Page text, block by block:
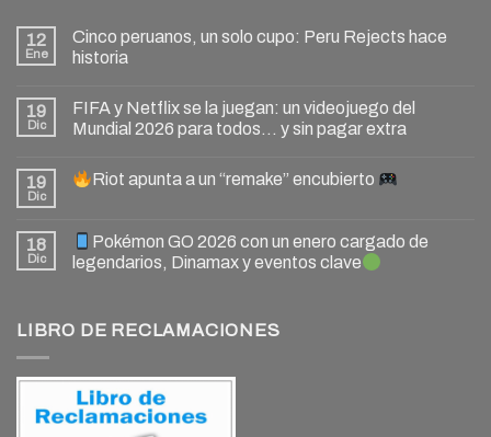
12
Ene
Cinco peruanos, un solo cupo: Peru Rejects hace
historia
19
Dic
FIFA y Netflix se la juegan: un videojuego del
Mundial 2026 para todos… y sin pagar extra
19
Dic
Riot apunta a un “remake” encubierto
18
Dic
Pokémon GO 2026 con un enero cargado de
legendarios, Dinamax y eventos clave
LIBRO DE RECLAMACIONES